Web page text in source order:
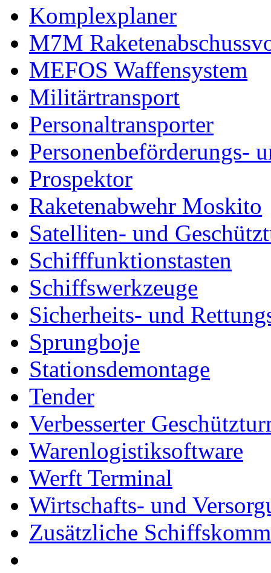
Komplexplaner
M7M
MEFOS Waffensystem
Militärtransport
Personaltransporter
Personenbeförderungs-
Prospektor
Raketenabwehr Moskito
Satelliten- und
Schifffunktionstasten
Schiffswerkzeuge
Sicherheits- und
Sprungboje
Stationsdemontage
Tender
Verbesserter
Warenlogistiksoftware
Werft Terminal
Wirtschafts- und
Zusätzliche